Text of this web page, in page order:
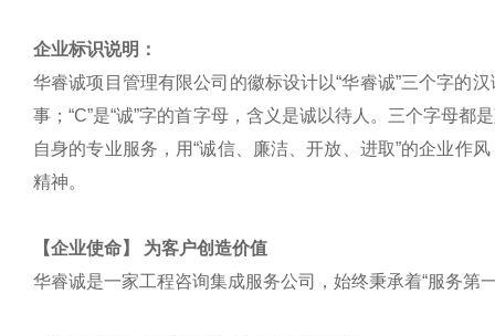
企业标识说明：
华睿诚项目管理有限公司的徽标设计以“华睿诚”三个字的
事；“C”是“诚”字的首字母，含义是诚以待人。三个字母
自身的专业服务，用“诚信、廉洁、开放、进取”的企业作
精神。
【企业使命】 为客户创造价值
华睿诚是一家工程咨询集成服务公司，始终秉承着“服务